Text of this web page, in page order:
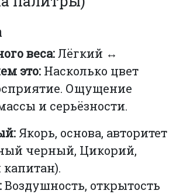
веса:Лёгкий ↔
это: Насколько цвет
Ощущение
и серьёзности.
Якорь, основа, авторитет
черный, Цикорий,
Воздушность, открытость